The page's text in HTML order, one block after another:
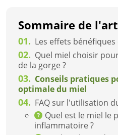
Sommaire de
01. Les effets
02. Quel miel choisir
de la gorge ?
03. Conseils pratiques
optimale du miel
04. FAQ sur l'utilisation
Quel est le miel le
inflammatoire ?